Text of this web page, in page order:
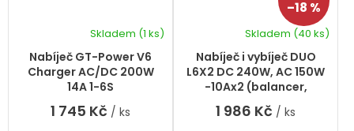
Nabíječ GT-Power V6
Charger AC/DC 200W
14A 1-6S
Skladem (1 ks)
1 745 Kč / ks
–18 %
Nabíječ i vybíječ DUO
L6X2 DC 240W, AC 150W
-10Ax2 (balancer,
vestavěný zdroj)
hodnocení
produktu
Skladem (40 ks)
1 986 Kč / ks